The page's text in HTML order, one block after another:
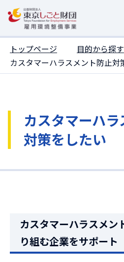
ここがページトップです
トップページ
目的から探す
カスタマーハラスメント防止対
カスタマーハ
対策をしたい
カスタマーハラスメン
り組む企業をサポート